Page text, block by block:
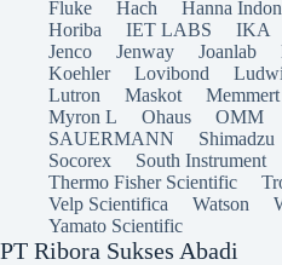
Fluke
Hach Hanna
Horiba
IET LABS IKA
Jenco
Jenway Joanlab
Koehler
Lovibond
Lutron
Maskot Memmert
Myron L
Ohaus OMM
SAUERMANN
Shimadzu
Socorex
South Instrument
Thermo Fisher Scientific
Velp Scientifica
Watson
Yamato Scientific
PT Ribora Sukses Abadi